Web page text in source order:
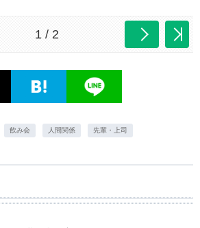
1 / 2
飲み会 人間関係 先輩・上司